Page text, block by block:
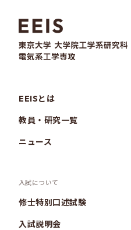
EEISとは
教員・研究一覧
ニュース
入試について
修士特別口述試験
入試説明会